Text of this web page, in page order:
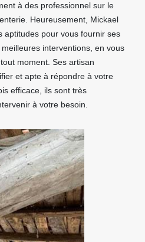
à des professionnel sur le
Heureusement, Mickael
aptitudes pour vous fournir ses
interventions, en vous
moment. Ses artisan
et apte à répondre à votre
efficace, ils sont très
à votre besoin.